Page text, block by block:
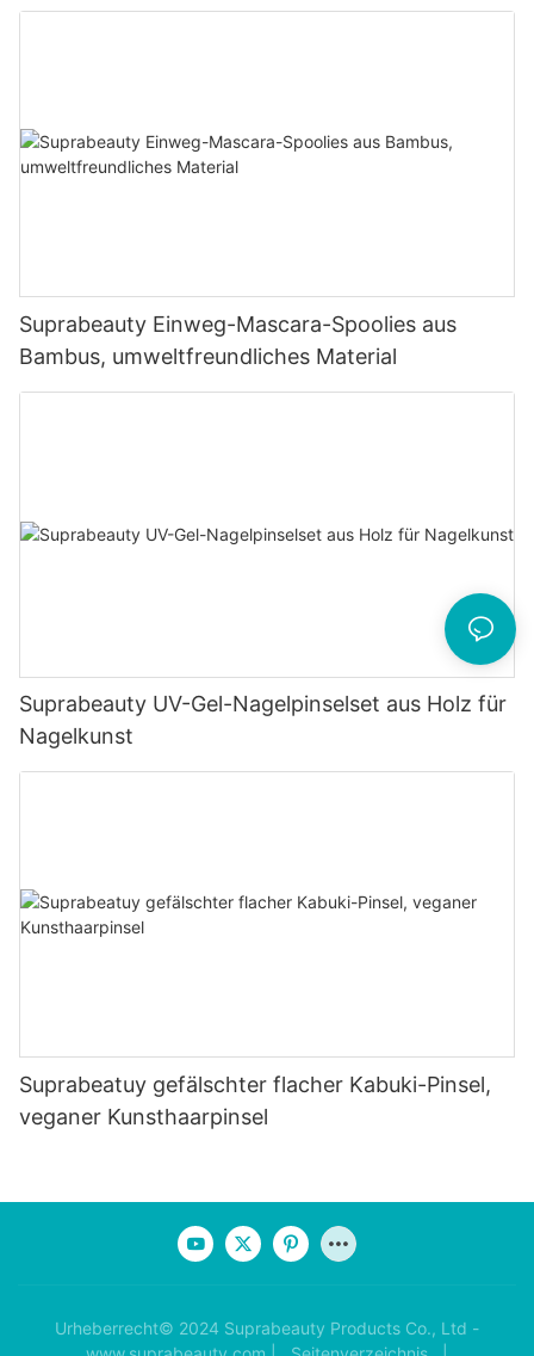
Suprabeauty Einweg-Mascara-Spoolies aus
Bambus, umweltfreundliches Material
Suprabeauty UV-Gel-Nagelpinselset aus Holz für
Nagelkunst
Suprabeatuy gefälschter flacher Kabuki-Pinsel,
veganer Kunsthaarpinsel
Urheberrecht© 2024 Suprabeauty Products Co., Ltd -